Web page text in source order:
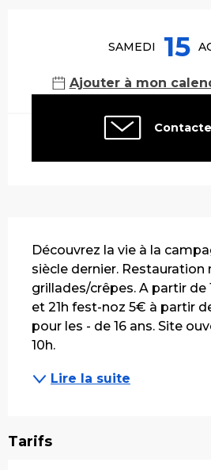
SAMEDI 15
Ajouter à mon
Découvrez la vie à la
siècle dernier. Restauration
grillades/crêpes. A partir de
et 21h fest-noz 5€ à partir
pour les - de 16 ans. Site
10h.
Lire la suite
Tarifs